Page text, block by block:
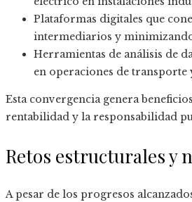
Plataformas digitales que
intermediarios y minimizando
Herramientas de análisis de
en operaciones de transporte
Esta convergencia genera
rentabilidad y la responsabilidad
Retos estructurales y
A pesar de los progresos